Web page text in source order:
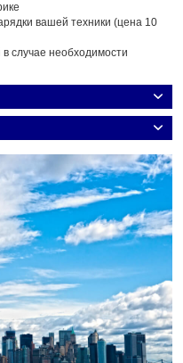
вашей техники (цена 10
случае необходимости